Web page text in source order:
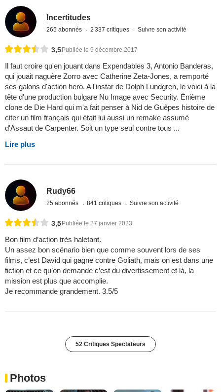
Incertitudes
265 abonnés 2 337 critiques Suivre son activité
3,5 Publiée le 9 décembre 2017
Il faut croire qu'en jouant dans Expendables 3, Antonio Banderas,
qui jouait naguère Zorro avec Catherine Zeta-Jones, a remporté
ses galons d'action hero. A l'instar de Dolph Lundgren, le voici à la
tête d'une production bulgare Nu Image avec Security. Énième
clone de Die Hard qui m'a fait penser à Nid de Guêpes histoire de
citer un film français qui était lui aussi un remake assumé
d'Assaut de Carpenter. Soit un type seul contre tous ...
Lire plus
Rudy66
25 abonnés 841 critiques Suivre son activité
3,5 Publiée le 27 janvier 2023
Bon film d’action très haletant.
Un assez bon scénario bien que comme souvent lors de ses
films, c’est David qui gagne contre Goliath, mais on est dans une
fiction et ce qu’on demande c’est du divertissement et là, la
mission est plus que accomplie.
Je recommande grandement. 3.5/5
52 Critiques Spectateurs
Photos